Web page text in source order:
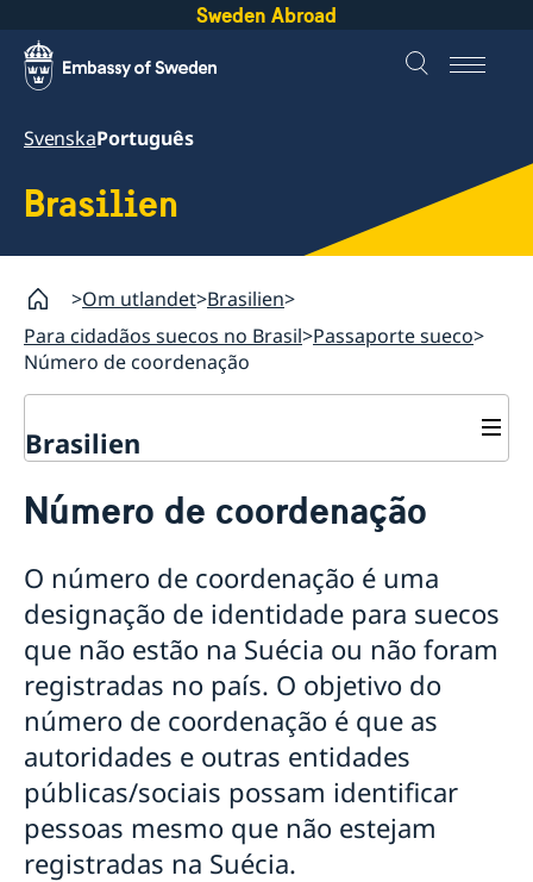
Sweden Abroad
SvenskaPortuguês
Brasilien
Om utlandet Brasilien
Para cidadãos suecos no Brasil Passaporte sueco
Número de coordenação
Brasilien
Passaporte sueco
Renovação de passaporte sueco para menores de 18
anos
Solicitação do primeiro passaporte sueco para
crianças menores de 18 anos
Passaporte de emergência
Carterinha de Identidade Nacional
Número de coordenação
Tabela de taxas - Brasil
Tradutores
Prova de vida
Apostila de Haia
Número de coordenação
O número de coordenação é uma
designação de identidade para suecos
que não estão na Suécia ou não foram
registradas no país. O objetivo do
número de coordenação é que as
autoridades e outras entidades
públicas/sociais possam identificar
pessoas mesmo que não estejam
registradas na Suécia.